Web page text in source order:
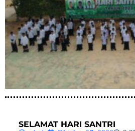
SELAMAT HARI SANTRI